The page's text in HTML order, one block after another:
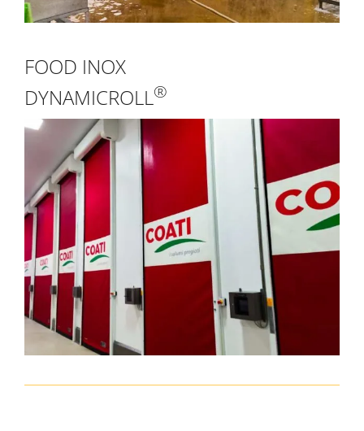
FOOD INOX
DYNAMICROLL®